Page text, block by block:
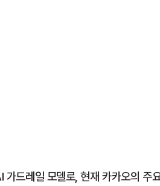
드레일 모델로, 현재 카카오의 주